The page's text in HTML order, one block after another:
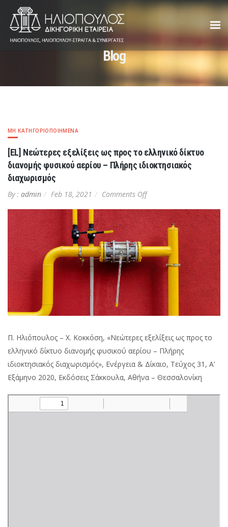
Blog
ΜΗ ΚΑΤΗΓΟΡΙΟΠΟΙΗΜΈΝΑ
[EL] Νεώτερες εξελίξεις ως προς το ελληνικό δίκτυο
διανομής φυσικού αερίου – Πλήρης ιδιοκτησιακός
διαχωρισμός
By : admin Feb 18, 2021 Comments Offon
Νεώτερες
εξελίξεις
ως
προς
το
ελληνικό
δίκτυο
διανομής
φυσικού
αερίου
διαχωρισμός
Π. Ηλιόπουλος – Χ. Κοκκόση, «Νεώτερες εξελίξεις ως προς το
ελληνικό δίκτυο διανομής φυσικού αερίου – Πλήρης
ιδιοκτησιακός διαχωρισμός», Ενέργεια & Δίκαιο, Τεύχος 31, Α’
Εξάμηνο 2020, Εκδόσεις Σάκκουλα, Αθήνα – Θεσσαλονίκη